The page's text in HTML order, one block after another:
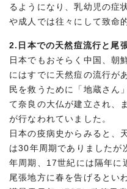
るようになり、乳幼児の症
や成人では往々にして致命
2.日本での天然痘流行と尾
日本でもおそらく中国、朝
にはすでに天然痘の流行が
民を救うために「地蔵さん
て奈良の大仏が建立され、
が行なわれていました。
日本の疫病史からみると、
は30年周期でありましたが
年周期、17世紀には隔年に
尾張地方に春を告げるとい